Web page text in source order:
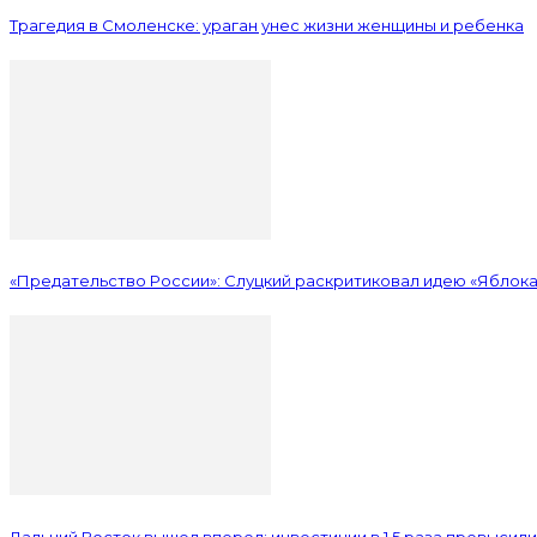
Трагедия в Смоленске: ураган унес жизни женщины и ребенка
«Предательство России»: Слуцкий раскритиковал идею